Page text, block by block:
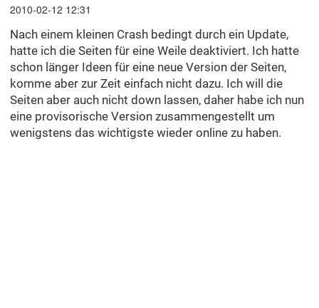
2010-02-12 12:31
Nach einem kleinen Crash bedingt durch ein Update,
hatte ich die Seiten für eine Weile deaktiviert. Ich hatte
schon länger Ideen für eine neue Version der Seiten,
komme aber zur Zeit einfach nicht dazu. Ich will die
Seiten aber auch nicht down lassen, daher habe ich nun
eine provisorische Version zusammengestellt um
wenigstens das wichtigste wieder online zu haben.